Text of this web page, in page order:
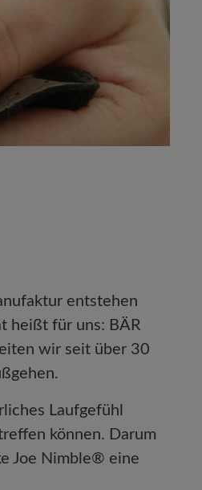
entstehen
heißt für uns: BÄR
wir seit über 30
Laufgefühl
können. Darum
Joe Nimble® eine